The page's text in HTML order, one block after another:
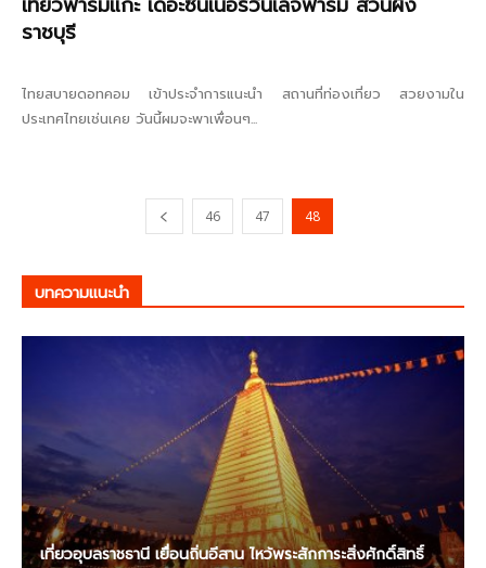
ราชบุรี
ไทยสบายดอทคอม เข้าประจำการแนะนำ สถานที่ท่องเที่ยว สวยงามใน
ประเทศไทยเช่นเคย วันนี้ผมจะพาเพื่อนๆ...
46 47 48
บทความแนะนำ
เที่ยวอุบลราชธานี เยื่อนถิ่นอีสาน ไหว้พระสักการะสิ่งศักดิ์สิทธิ์